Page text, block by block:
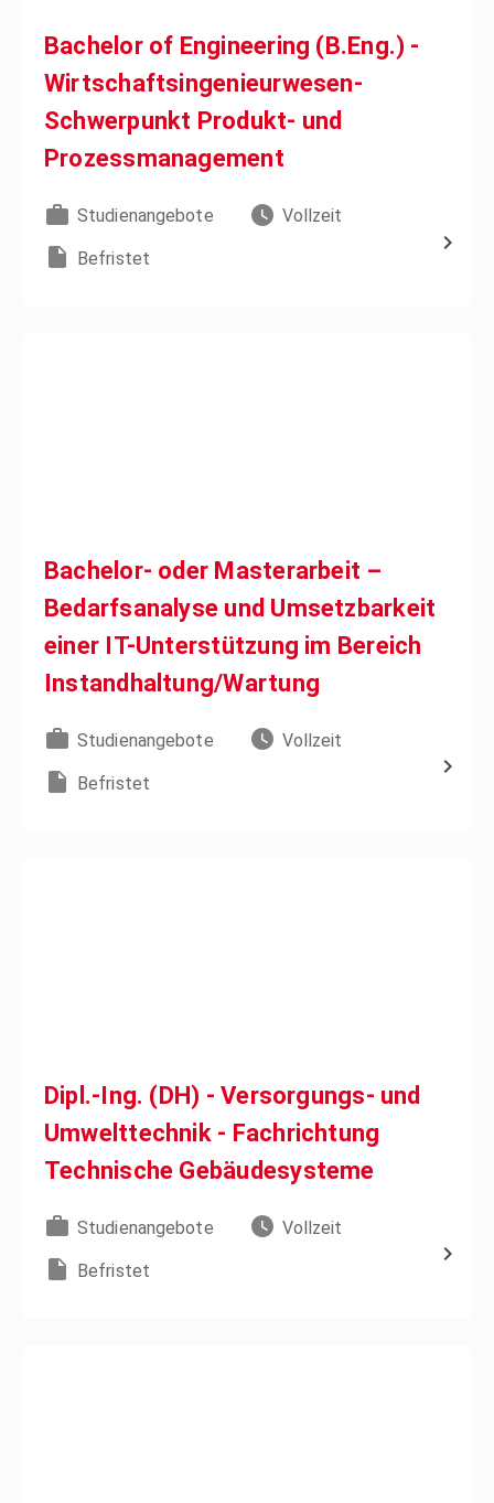
Bachelor of Engineering (B.Eng.) -
Wirtschaftsingenieurwesen-
Schwerpunkt Produkt- und
Prozessmanagement
Studienangebote Vollzeit
Befristet
Bachelor- oder Masterarbeit –
Bedarfsanalyse und Umsetzbarkeit
einer IT-Unterstützung im Bereich
Instandhaltung/Wartung
Studienangebote Vollzeit
Befristet
Dipl.-Ing. (DH) - Versorgungs- und
Umwelttechnik - Fachrichtung
Technische Gebäudesysteme
Studienangebote Vollzeit
Befristet